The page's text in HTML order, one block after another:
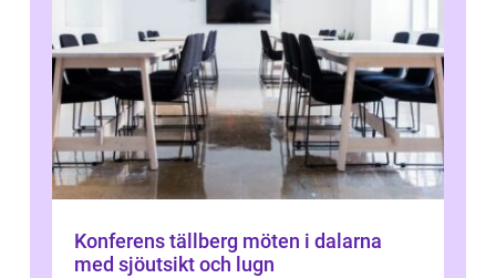
Konferens tällberg möten i dalarna
med sjöutsikt och lugn